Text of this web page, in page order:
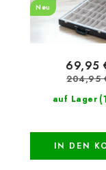
Neu
auf Lager
69,95
204,95
IN DEN